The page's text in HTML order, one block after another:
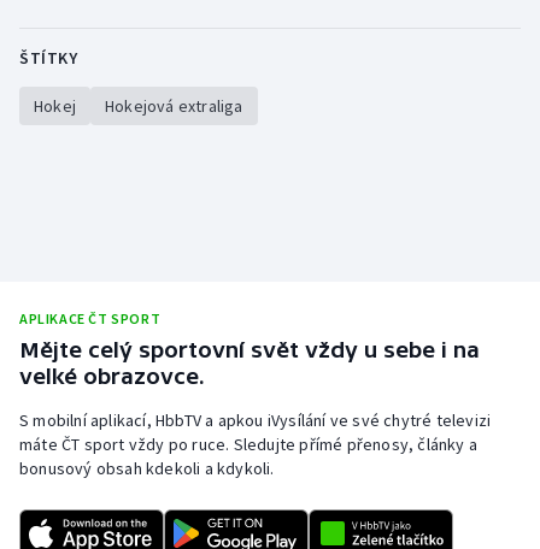
ŠTÍTKY
Hokej Hokejová extraliga
APLIKACE ČT SPORT
Mějte celý sportovní svět vždy u sebe i na
velké obrazovce.
S mobilní aplikací, HbbTV a apkou iVysílání ve své chytré televizi
máte ČT sport vždy po ruce. Sledujte přímé přenosy, články a
bonusový obsah kdekoli a kdykoli.